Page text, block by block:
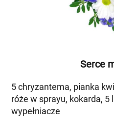
Serce
5 chryzantema, pianka
róże w sprayu, kokarda, 5
wypełniacze